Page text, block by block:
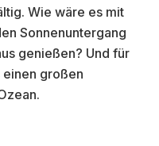
Wie wäre es mit
Sonnenuntergang
genießen? Und für
großen